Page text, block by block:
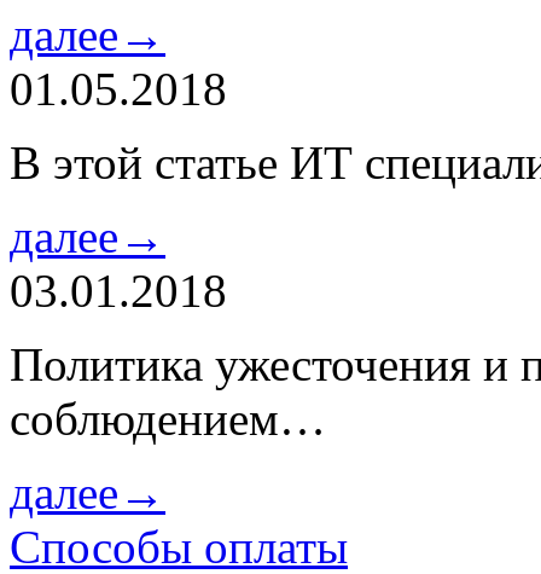
далее→
01.05.2018
В этой статье ИТ
далее→
03.01.2018
Политика ужесточения и
соблюдением…
далее→
Способы оплаты